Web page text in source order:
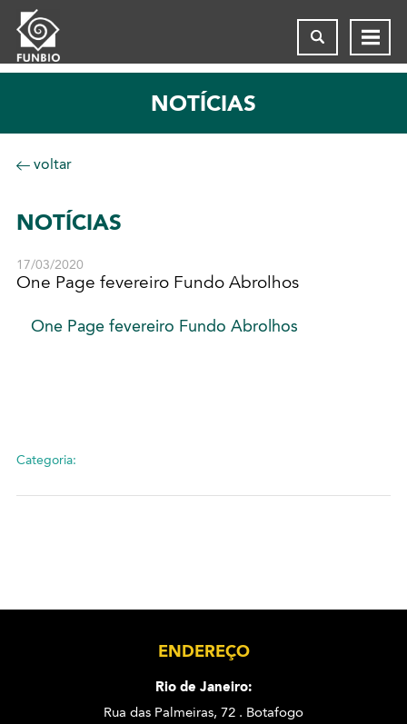
NOTÍCIAS
voltar
NOTÍCIAS
17/03/2020
One Page fevereiro Fundo Abrolhos
One Page fevereiro Fundo Abrolhos
Categoria:
ENDEREÇO
Rio de Janeiro:
Rua das Palmeiras, 72 . Botafogo